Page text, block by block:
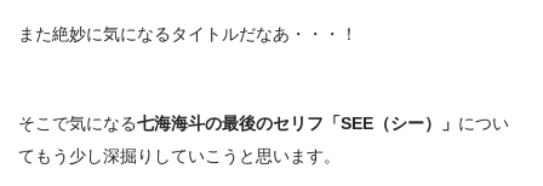
また絶妙に気になるタイトルだなあ・・・！
そこで気になる七海海斗の最後のセリフ「SEE（シー）」 につい
てもう少し深掘りしていこうと思います。